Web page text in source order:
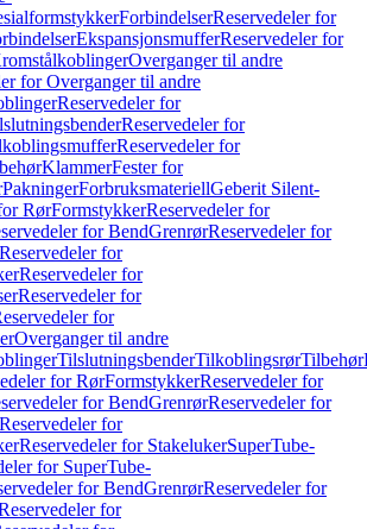
ForbindelserReservedeler for
EkspansjonsmufferReservedeler for
Overganger til andre
for Overganger til andre
Reservedeler for
Reservedeler for
Reservedeler for
KlammerFester for
PakningerForbruksmateriellGeberit Silent-
RørFormstykkerReservedeler for
for BendGrenrørReservedeler for
Reservedeler for
Reservedeler for
Reservedeler for
for
Overganger til andre
TilslutningsbenderTilkoblingsrørTilbehør
for RørFormstykkerReservedeler for
for BendGrenrørReservedeler for
Reservedeler for
Reservedeler for StakelukerSuperTube-
for SuperTube-
for BendGrenrørReservedeler for
for